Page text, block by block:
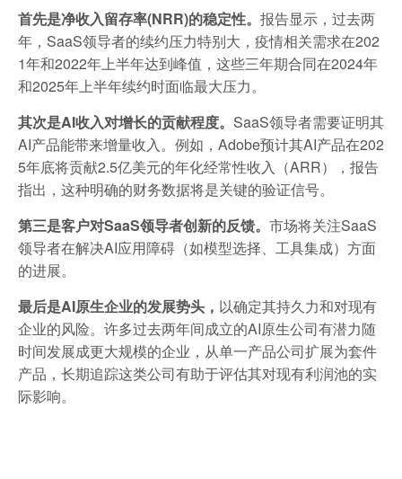
首先是净收入留存率(NRR)的稳定性。 报告显示，过去两
年，SaaS领导者的续约压力特别大，疫情相关需求在202
1年和2022年上半年达到峰值，这些三年期合同在2024年
和2025年上半年续约时面临最大压力。
其次是AI收入对增长的贡献程度。 SaaS领导者需要证明其
AI产品能带来增量收入。例如，Adobe预计其AI产品在202
5年底将贡献2.5亿美元的年化经常性收入（ARR），报告
指出，这种明确的财务数据将是关键的验证信号。
第三是客户对SaaS领导者创新的反馈。 市场将关注SaaS
领导者在解决AI应用障碍（如模型选择、工具集成）方面
的进展。
最后是AI原生企业的发展势头， 以确定其持久力和对现有
企业的风险。许多过去两年间成立的AI原生公司有潜力随
时间发展成更大规模的企业，从单一产品公司扩展为套件
产品，长期追踪这类公司有助于评估其对现有利润池的实
际影响。